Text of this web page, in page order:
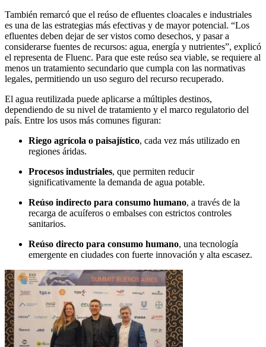
También remarcó que el reúso de efluentes cloacales e industriales
es una de las estrategias más efectivas y de mayor potencial. “Los
efluentes deben dejar de ser vistos como desechos, y pasar a
considerarse fuentes de recursos: agua, energía y nutrientes”, explicó
el representa de Fluenc. Para que este reúso sea viable, se requiere al
menos un tratamiento secundario que cumpla con las normativas
legales, permitiendo un uso seguro del recurso recuperado.
El agua reutilizada puede aplicarse a múltiples destinos,
dependiendo de su nivel de tratamiento y el marco regulatorio del
país. Entre los usos más comunes figuran:
Riego agrícola o paisajístico, cada vez más utilizado en
regiones áridas.
Procesos industriales, que permiten reducir
significativamente la demanda de agua potable.
Reúso indirecto para consumo humano, a través de la
recarga de acuíferos o embalses con estrictos controles
sanitarios.
Reúso directo para consumo humano, una tecnología
emergente en ciudades con fuerte innovación y alta escasez.